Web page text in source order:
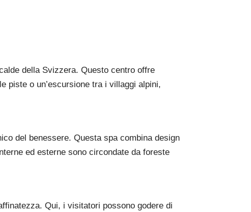
della Svizzera. Questo centro offre
piste o un’escursione tra i villaggi alpini,
del benessere. Questa spa combina design
ed esterne sono circondate da foreste
Qui, i visitatori possono godere di